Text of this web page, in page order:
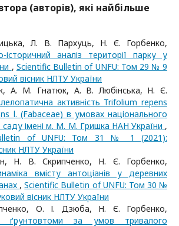
(авторів), які найбільше
Л. В. Пархуць, Н. Є. Горбенко,
історичний аналіз території парку у
, Scientific Bulletin of UNFU: Том 29 № 9
вісник НЛТУ України
А. М. Гнатюк, А. В. Любінська, Н. Є.
активність Trifolium repens
l. (Fabaceae) в умовах національного
саду імені м. М. М. Гришка НАН України ,
of UNFU: Том 31 № 1 (2021):
НЛТУ України
Н. В. Скрипченко, Н. Є. Горбенко,
вмісту антоціанів у деревних
,Scientific Bulletin of UNFU: Том 30 №
вісник НЛТУ України
О. І. Дзюба, Н. Є. Горбенко,
ґрунтовтоми за умов тривалого